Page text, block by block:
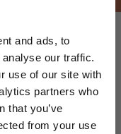
and ads, to
our traffic.
use of our site with
partners who
that you’ve
from your use